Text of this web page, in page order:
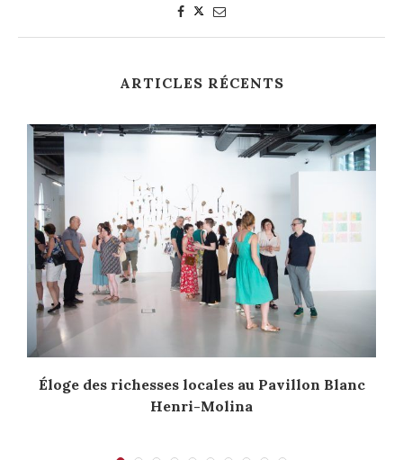
ARTICLES RÉCENTS
Éloge des richesses locales au Pavillon Blanc
Henri-Molina